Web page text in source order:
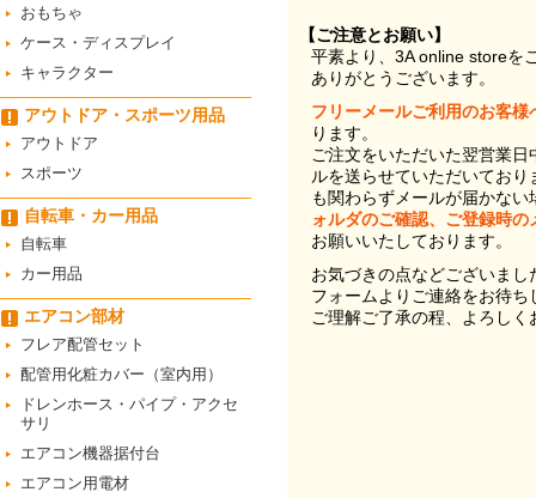
おもちゃ
ケース・ディスプレイ
キャラクター
アウトドア・スポーツ用品
アウトドア
スポーツ
自転車・カー用品
自転車
カー用品
エアコン部材
フレア配管セット
配管用化粧カバー（室内用）
ドレンホース・パイプ・アクセ
サリ
エアコン機器据付台
エアコン用電材
【ご注意とお願い】
平素より、3A online storeを
ありがとうございます。
フリーメールご利用のお客様
ります。
ご注文をいただいた翌営業
ルを送らせていただいてお
も関わらずメールが届かない
ォルダのご確認、ご登録時
お願いいたしております。
お気づきの点などございま
フォームよりご連絡をお待ち
ご理解ご了承の程、よろし